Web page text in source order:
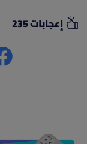
إعجابات 235